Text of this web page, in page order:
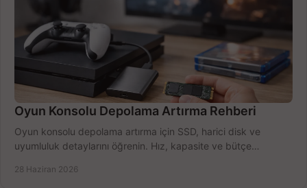
Oyun Konsolu Depolama Artırma Rehberi
Oyun konsolu depolama artırma için SSD, harici disk ve
uyumluluk detaylarını öğrenin. Hız, kapasite ve bütçe
28 Haziran 2026